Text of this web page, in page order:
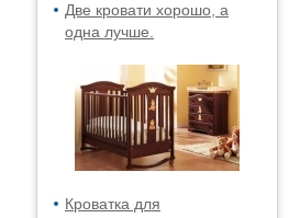
Две кровати хорошо, а
одна лучше.
Кроватка для